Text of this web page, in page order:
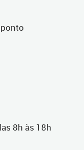
8h às 18h